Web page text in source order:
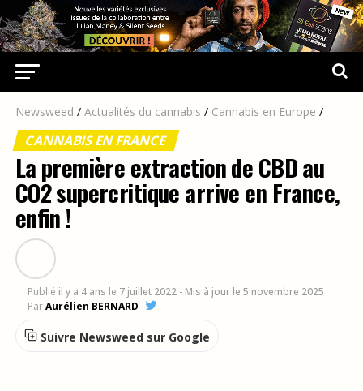
Newsweed / Actualités du cannabis / Cannabis en Europe /
CANNABIS EN FRANCE
La première extraction de CBD au
CO2 supercritique arrive en France,
enfin !
Publié il y a 4 ans le 7 juillet 2022 - Mis à jour le 5 novembre 2025
ParAurélien BERNARD
Suivre Newsweed sur Google